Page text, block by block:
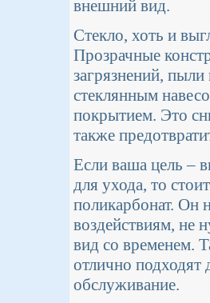
внешний вид.
Стекло, хоть и
Прозрачные
загрязнений,
стеклянным
покрытием. Это
также
Если ваша цель –
для ухода, то
поликарбонат. Он
воздействиям, не
вид со временем.
отлично подходят
обслуживание.